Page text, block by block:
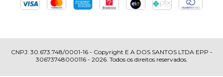
Copyright E A DOS SANTOS LTDA EPP -
30673748000116 - 2026. Todos os direitos reservados.